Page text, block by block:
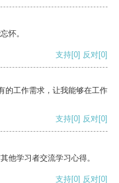
怀。
支持[0] 反对[0]
的工作需求，让我能够在工作
支持[0] 反对[0]
他学习者交流学习心得。
支持[0] 反对[0]